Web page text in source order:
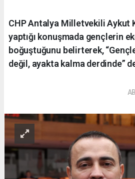
CHP Antalya Milletvekili Aykut
yaptığı konuşmada gençlerin
boğuştuğunu belirterek,
değil, ayakta kalma derdinde”